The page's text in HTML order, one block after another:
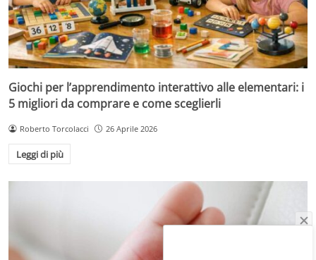
Giochi per l’apprendimento interattivo alle elementari: i
5 migliori da comprare e come sceglierli
Roberto Torcolacci 26 Aprile 2026
Leggi di più